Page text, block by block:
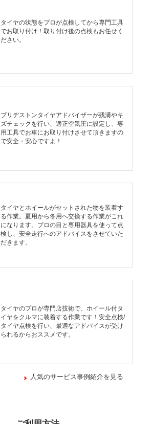
タイヤの状態をプロが点検してから専門工具
でお取り付け！取り付け後の点検もお任せく
ださい。
ブリヂストンタイヤアドバイザーが残溝やキ
ズチェックを行い、適正空気圧に設定し、専
用工具でお車にお取り付けさせて頂きますの
で安全・安心ですよ！
タイヤとホイールがセットされた物を装着す
る作業。夏用から冬用へ交換する作業がこれ
になります。プロの目と専用器具を使って点
検し、安全走行へのアドバイスをさせていた
だきます。
タイヤのプロが専門店技術で、ホイール付タ
イヤをクルマに装着する作業です！安全点検/
タイヤ点検を行い、最適なアドバイスが受け
られるからおススメです。
人気のサービス事例紹介を見る